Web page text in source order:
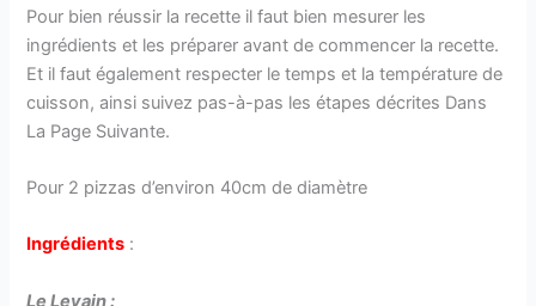
Pour bien réussir la recette il faut bien mesurer les
ingrédients et les préparer avant de commencer la recette.
Et il faut également respecter le temps et la température de
cuisson, ainsi suivez pas-à-pas les étapes décrites Dans
La Page Suivante.
Pour 2 pizzas d’environ 40cm de diamètre
Ingrédients :
Le Levain :